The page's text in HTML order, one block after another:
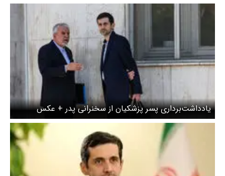
داشته باشد اما با فرهنگ ما سازگار است / منظور پزشکیان از
یادداشت‌برداری پسر پزشکیان از سخنرانی پدر + عکس